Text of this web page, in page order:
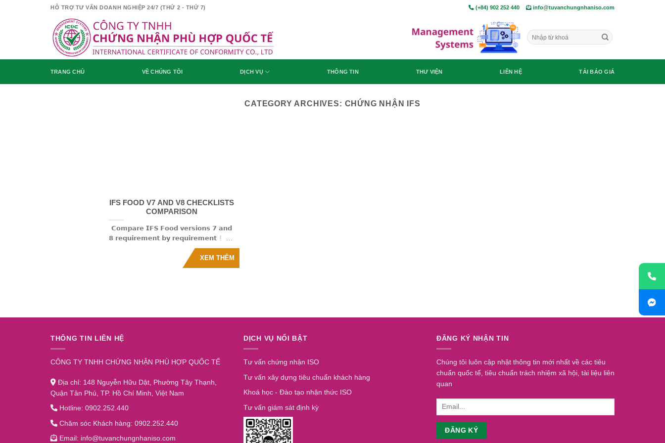
HỖ TRỢ TƯ VẤN DOANH NGHIỆP 24/7 (THỨ 2 - THỨ 7) (+84) 902 252 440 info@tuvanchungnhaniso.com
TRANG CHỦ VỀ CHÚNG TÔI DỊCH VỤ THÔNG TIN THƯ VIỆN LIÊN HỆ TẢI BÁO GIÁ
CATEGORY ARCHIVES: CHỨNG NHẬN IFS
IFS FOOD V7 AND V8 CHECKLISTS
COMPARISON
𝗖𝗼𝗺𝗽𝗮𝗿𝗲 𝗜𝗙𝗦 𝗙𝗼𝗼𝗱 𝘃𝗲𝗿𝘀𝗶𝗼𝗻𝘀 𝟳 𝗮𝗻𝗱
𝟴 𝗿𝗲𝗾𝘂𝗶𝗿𝗲𝗺𝗲𝗻𝘁 𝗯𝘆 𝗿𝗲𝗾𝘂𝗶𝗿𝗲𝗺𝗲𝗻𝘁
—-
Đã có Bảng [...]
XEM THÊM
THÔNG TIN LIÊN HỆ
CÔNG TY TNHH CHỨNG NHẬN PHÙ HỢP QUỐC TẾ
Địa chỉ: 148 Nguyễn Hữu Dật, Phường Tây Thạnh,
Quận Tân Phú, TP. Hồ Chí Minh, Việt Nam
Hotline: 0902.252.440
Chăm sóc Khách hàng: 0902.252.440
Email: info@tuvanchungnhaniso.com
DỊCH VỤ NỔI BẬT
Tư vấn chứng nhận ISO
Tư vấn xây dựng tiêu chuẩn khách hàng
Khoá học - Đào tạo nhận thức ISO
Tư vấn giám sát định kỳ
ĐĂNG KÝ NHẬN TIN
Chúng tôi luôn cập nhật thông tin mới nhất về các tiêu
chuẩn quốc tế, tiêu chuẩn trách nhiệm xã hội, tài liệu liên
quan